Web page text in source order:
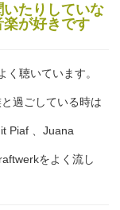
たりしていな
が好きです
聴いています。
過ごしている時は
Piaf 、Juana
をよく流し